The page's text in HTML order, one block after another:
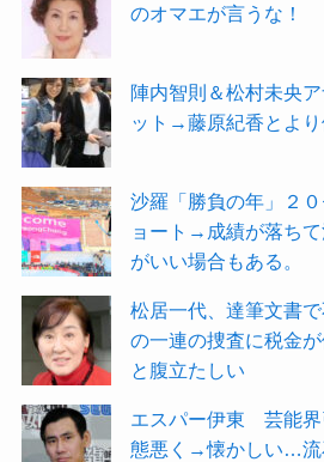
のオマエが言うな！
陣内智則＆松村未央
ット→藤原紀香とより
沙羅「勝負の年」２
ョート→成績が落ち
がいい場合もある。
松居一代、達筆文書
の一連の捜査に税金
と腹立たしい
エスパー伊東 芸能
態悪く→懐かしい…流